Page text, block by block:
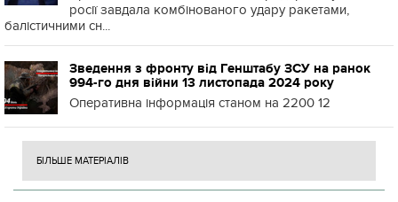
росії завдала комбінованого удару ракетами,
балістичними сн...
Зведення з фронту від Генштабу ЗСУ на ранок
994-го дня війни 13 листопада 2024 року
Оперативна інформація станом на 2200 12
БІЛЬШЕ МАТЕРІАЛІВ